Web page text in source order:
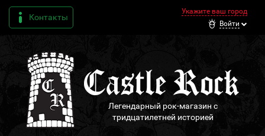
Контакты
Укажите ваш город
Войти
Легендарный рок-магазин с
тридцатилетней историей